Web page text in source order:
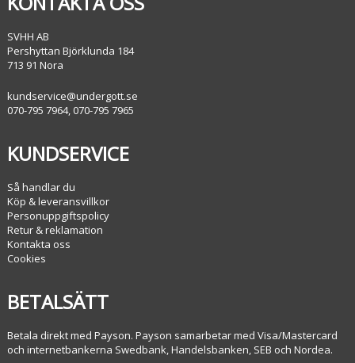
SVHH AB
Pershyttan Björklunda 184
713 91 Nora
kundservice@undergott.se
070-795 7964, 070-795 7965
KUNDSERVICE
Så handlar du
Köp & leveransvillkor
Personuppgiftspolicy
Retur & reklamation
Kontakta oss
Cookies
BETALSÄTT
Betala direkt med Payson. Payson samarbetar med Visa/Mastercard
och internetbankerna Swedbank, Handelsbanken, SEB och Nordea.